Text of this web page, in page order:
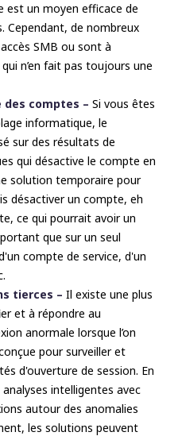
est un moyen efficace de
Cependant, de nombreux
SMB ou sont à
n’en fait pas toujours une
comptes – Si vous êtes
informatique, le
sur des résultats de
qui désactive le compte en
solution temporaire pour
désactiver un compte, eh
ce qui pourrait avoir un
que sur un seul
compte de service, d'un
tierces – Il existe une plus
et à répondre au
anormale lorsque l’on
pour surveiller et
d'ouverture de session. En
intelligentes avec
autour des anomalies
les solutions peuvent